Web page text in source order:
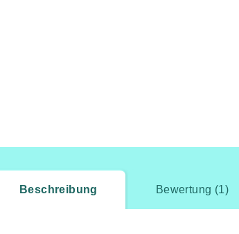
Beschreibung Bewertung (1)